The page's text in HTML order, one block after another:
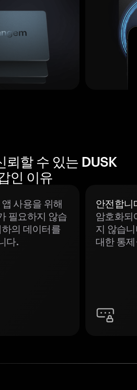
뢰할 수 있는 DUSK
인 이유
앱 사용을 위해
필요하지 않습
의 데이터를
다.
안전합니
암호화되
지 않습
대한 통